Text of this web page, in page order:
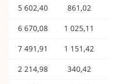
5 602,40 861,02
6 670,08 1 025,11
7 491,91 1 151,42
2 214,98 340,42